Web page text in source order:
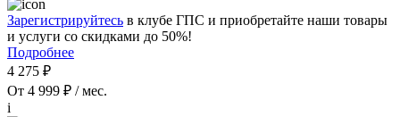
Зарегистрируйтесь в клубе ГПС и приобретайте наши товары
и услуги со скидками до 50%!
Подробнее
4 275 ₽
От 4 999 ₽ / мес.
i